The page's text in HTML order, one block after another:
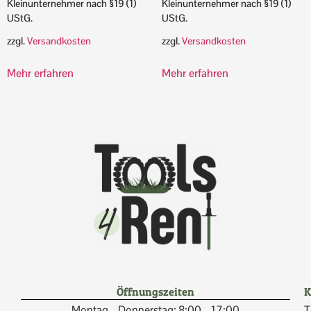
Kleinunternehmer nach §19 (1)
UStG.
zzgl.Versandkosten
Mehr erfahren
Kleinunternehmer nach §19 (1)
UStG.
zzgl.Versandkosten
Mehr erfahren
Öffnungszeiten